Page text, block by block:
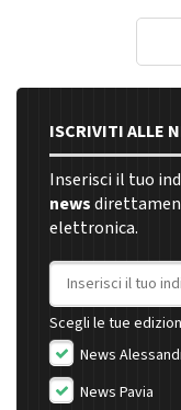
ISCRIVITI ALLE
Inserisci il tuo
news
elettronica.
Indirizzo email
Scegli le tue
News
News Pavia